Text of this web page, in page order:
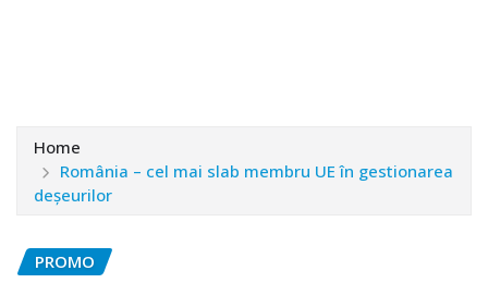
Home
România – cel mai slab membru UE în gestionarea
deșeurilor
PROMO